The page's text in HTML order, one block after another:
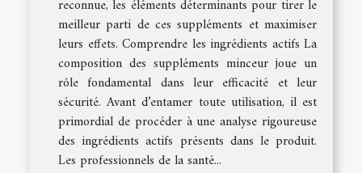
reconnue, les éléments déterminants pour tirer le
meilleur parti de ces suppléments et maximiser
leurs effets. Comprendre les ingrédients actifs La
composition des suppléments minceur joue un
rôle fondamental dans leur efficacité et leur
sécurité. Avant d’entamer toute utilisation, il est
primordial de procéder à une analyse rigoureuse
des ingrédients actifs présents dans le produit.
Les professionnels de la santé...